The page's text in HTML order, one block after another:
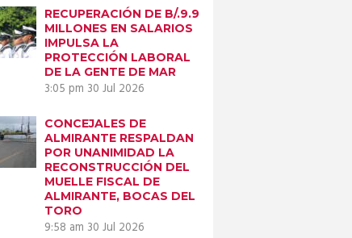
RECUPERACIÓN DE B/.9.9
MILLONES EN SALARIOS
IMPULSA LA
PROTECCIÓN LABORAL
DE LA GENTE DE MAR
3:05 pm 30 Jul 2026
CONCEJALES DE
ALMIRANTE RESPALDAN
POR UNANIMIDAD LA
RECONSTRUCCIÓN DEL
MUELLE FISCAL DE
ALMIRANTE, BOCAS DEL
TORO
9:58 am 30 Jul 2026